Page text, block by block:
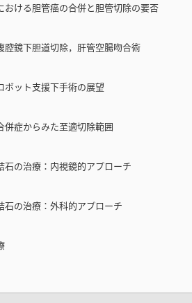
ける胆管癌の合併と胆管切除の要否
鏡下胆道切除，肝管空腸吻合術
ボット支援下手術の展望
症からみた至適切除範囲
の治療：内視鏡的アプローチ
の治療：外科的アプローチ